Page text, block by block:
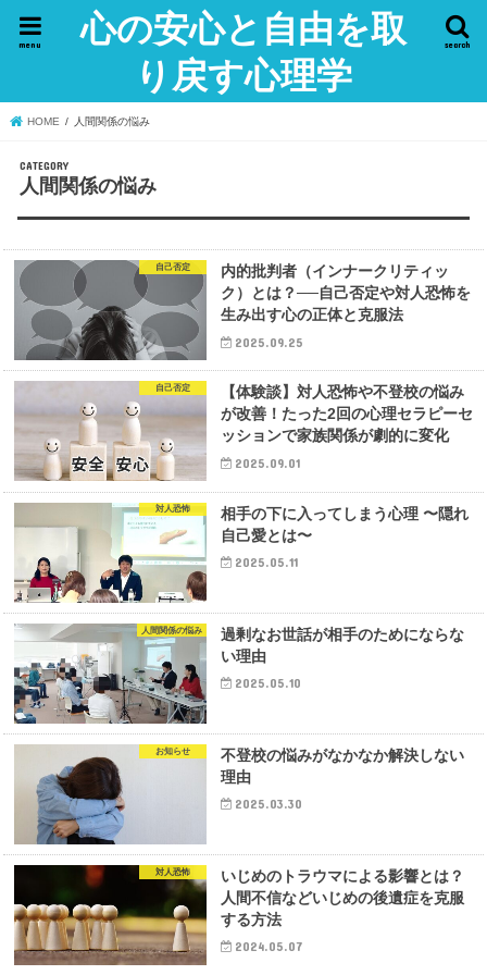
心の安心と自由を取
り戻す心理学
search
menu
HOME 人間関係の悩み
人間関係の悩み
自己否定
内的批判者（インナークリティッ
ク）とは？──自己否定や対人恐怖を
生み出す心の正体と克服法
2025.09.25
自己否定
【体験談】対人恐怖や不登校の悩み
が改善！たった2回の心理セラピーセ
ッションで家族関係が劇的に変化
2025.09.01
対人恐怖
相手の下に入ってしまう心理 〜隠れ
自己愛とは〜
2025.05.11
人間関係の悩み
過剰なお世話が相手のためにならな
い理由
2025.05.10
お知らせ
不登校の悩みがなかなか解決しない
理由
2025.03.30
対人恐怖
いじめのトラウマによる影響とは？
人間不信などいじめの後遺症を克服
する方法
2024.05.07